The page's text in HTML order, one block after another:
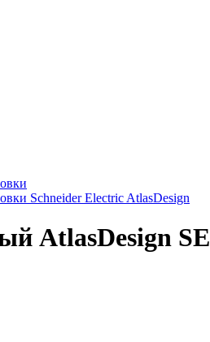
Schneider Electric AtlasDesign
AtlasDesign SE